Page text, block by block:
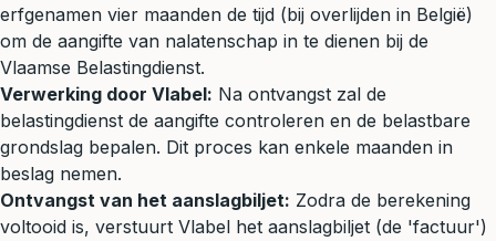
erfgenamen vier maanden de tijd (bij overlijden in België)
om de aangifte van nalatenschap in te dienen bij de
Vlaamse Belastingdienst.
Verwerking door Vlabel: Na ontvangst zal de
belastingdienst de aangifte controleren en de belastbare
grondslag bepalen. Dit proces kan enkele maanden in
beslag nemen.
Ontvangst van het aanslagbiljet: Zodra de berekening
voltooid is, verstuurt Vlabel het aanslagbiljet (de 'factuur')